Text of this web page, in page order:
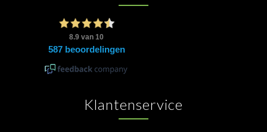
Klantenservice